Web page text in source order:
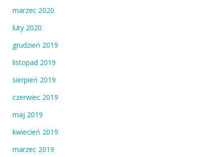
marzec 2020
luty 2020
grudzień 2019
listopad 2019
sierpień 2019
czerwiec 2019
maj 2019
kwiecień 2019
marzec 2019